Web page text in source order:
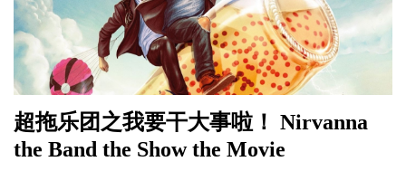
超拖乐团之我要干大事啦！ Nirvanna
the Band the Show the Movie